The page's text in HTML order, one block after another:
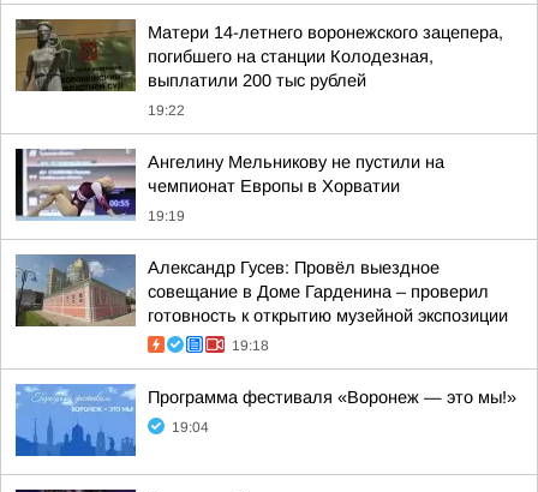
Матери 14-летнего воронежского зацепера,
погибшего на станции Колодезная,
выплатили 200 тыс рублей
19:22
Ангелину Мельникову не пустили на
чемпионат Европы в Хорватии
19:19
Александр Гусев: Провёл выездное
совещание в Доме Гарденина – проверил
готовность к открытию музейной экспозиции
19:18
Программа фестиваля «Воронеж — это мы!»
19:04